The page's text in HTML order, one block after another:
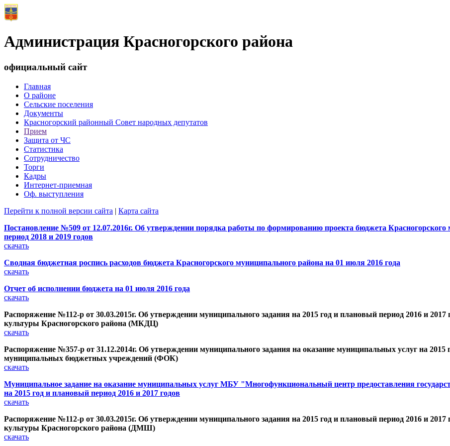
Администрация Красногорского района
официальный сайт
Главная
О районе
Сельские поселения
Документы
Красногорский районный Совет народных депутатов
Прием
Защита от ЧС
Статистика
Сотрудничество
Торги
Кадры
Интернет-приемная
Оф. выступления
Перейти к полной версии сайта | Карта сайта
Постановление №509 от 12.07.2016г. Об утверждении порядка работы по формированию проекта бюджета
период 2018 и 2019 годов
скачать
Сводная бюджетная роспись расходов бюджета Красногорского муниципального района на 01 июля 2016 года
скачать
Отчет об исполнении бюджета на 01 июля 2016 года
скачать
Распоряжение №112-р от 30.03.2015г. Об утверждении муниципального задания на 2015 год и плановый период 2016 и
культуры Красногорского района (МКДЦ)
скачать
Распоряжение №357-р от 31.12.2014г. Об утверждении муниципального задания на оказание муниципальных услуг на 2015
муниципальных бюджетных учреждений (ФОК)
скачать
Муниципальное задание на оказание муниципальных услуг МБУ "Многофункциональный центр предоставления
на 2015 год и плановый период 2016 и 2017 годов
скачать
Распоряжение №112-р от 30.03.2015г. Об утверждении муниципального задания на 2015 год и плановый период 2016 и
культуры Красногорского района (ДМШ)
скачать